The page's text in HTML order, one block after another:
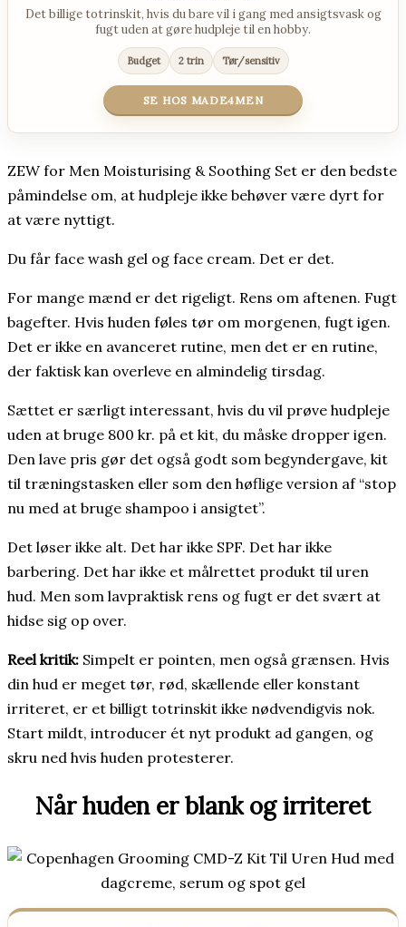
Det billige totrinskit, hvis du bare vil i gang med ansigtsvask og
fugt uden at gøre hudpleje til en hobby.
Budget 2 trin Tør/sensitiv
SE HOS MADE4MEN
ZEW for Men Moisturising & Soothing Set er den bedste
påmindelse om, at hudpleje ikke behøver være dyrt for
at være nyttigt.
Du får face wash gel og face cream. Det er det.
For mange mænd er det rigeligt. Rens om aftenen. Fugt
bagefter. Hvis huden føles tør om morgenen, fugt igen.
Det er ikke en avanceret rutine, men det er en rutine,
der faktisk kan overleve en almindelig tirsdag.
Sættet er særligt interessant, hvis du vil prøve hudpleje
uden at bruge 800 kr. på et kit, du måske dropper igen.
Den lave pris gør det også godt som begyndergave, kit
til træningstasken eller som den høflige version af “stop
nu med at bruge shampoo i ansigtet”.
Det løser ikke alt. Det har ikke SPF. Det har ikke
barbering. Det har ikke et målrettet produkt til uren
hud. Men som lavpraktisk rens og fugt er det svært at
hidse sig op over.
Reel kritik: Simpelt er pointen, men også grænsen. Hvis
din hud er meget tør, rød, skællende eller konstant
irriteret, er et billigt totrinskit ikke nødvendigvis nok.
Start mildt, introducer ét nyt produkt ad gangen, og
skru ned hvis huden protesterer.
Når huden er blank og irriteret